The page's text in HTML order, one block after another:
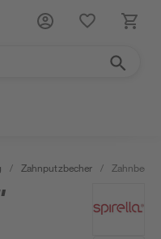
/ Zahnputzbecher /